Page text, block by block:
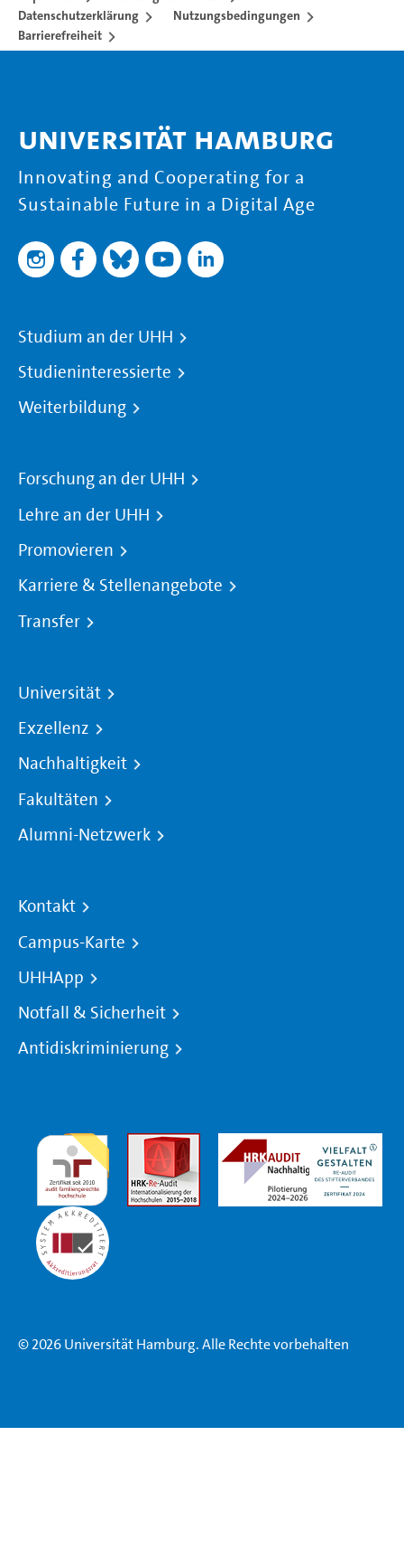
Datenschutzerklärung
Nutzungsbedingungen
Barrierefreiheit
Universität Hamburg
Innovating and Cooperating for a
Sustainable Future in a Digital Age
Studium an der UHH
Studieninteressierte
Weiterbildung
Forschung an der UHH
Lehre an der UHH
Promovieren
Karriere & Stellenangebote
Transfer
Universität
Exzellenz
Nachhaltigkeit
Fakultäten
Alumni-Netzwerk
Kontakt
Campus-Karte
UHHApp
Notfall & Sicherheit
Antidiskriminierung
© 2026 Universität Hamburg. Alle Rechte vorbehalten